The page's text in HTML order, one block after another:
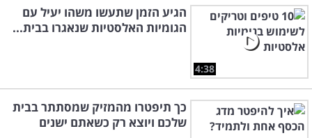
4:38
הגיע הזמן שתעשו משהו יעיל עם
הגומיות האלסטיות שנאגרו בבית...
כך תיפטרו מהמזיק שמסתתר בבית
שלכם ויוצא רק כשאתם ישנים